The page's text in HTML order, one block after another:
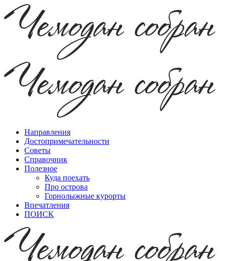
Направления
Достопримечательности
Советы
Справочник
Полезное
Куда поехать
Про острова
Горнолыжные курорты
Впечатления
ПОИСК